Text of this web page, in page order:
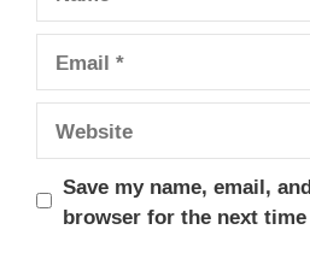
Email
Website
Save my name, email,
browser for the next